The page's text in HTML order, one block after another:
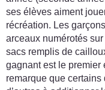
ses élèves aiment
récréation. Les
arceaux numérotés
sacs remplis de
gagnant est le premier
remarque que